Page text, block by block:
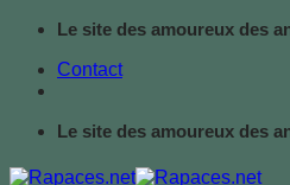
Passer
contenu
Le site des amoureux des
Contact
Le site des amoureux des